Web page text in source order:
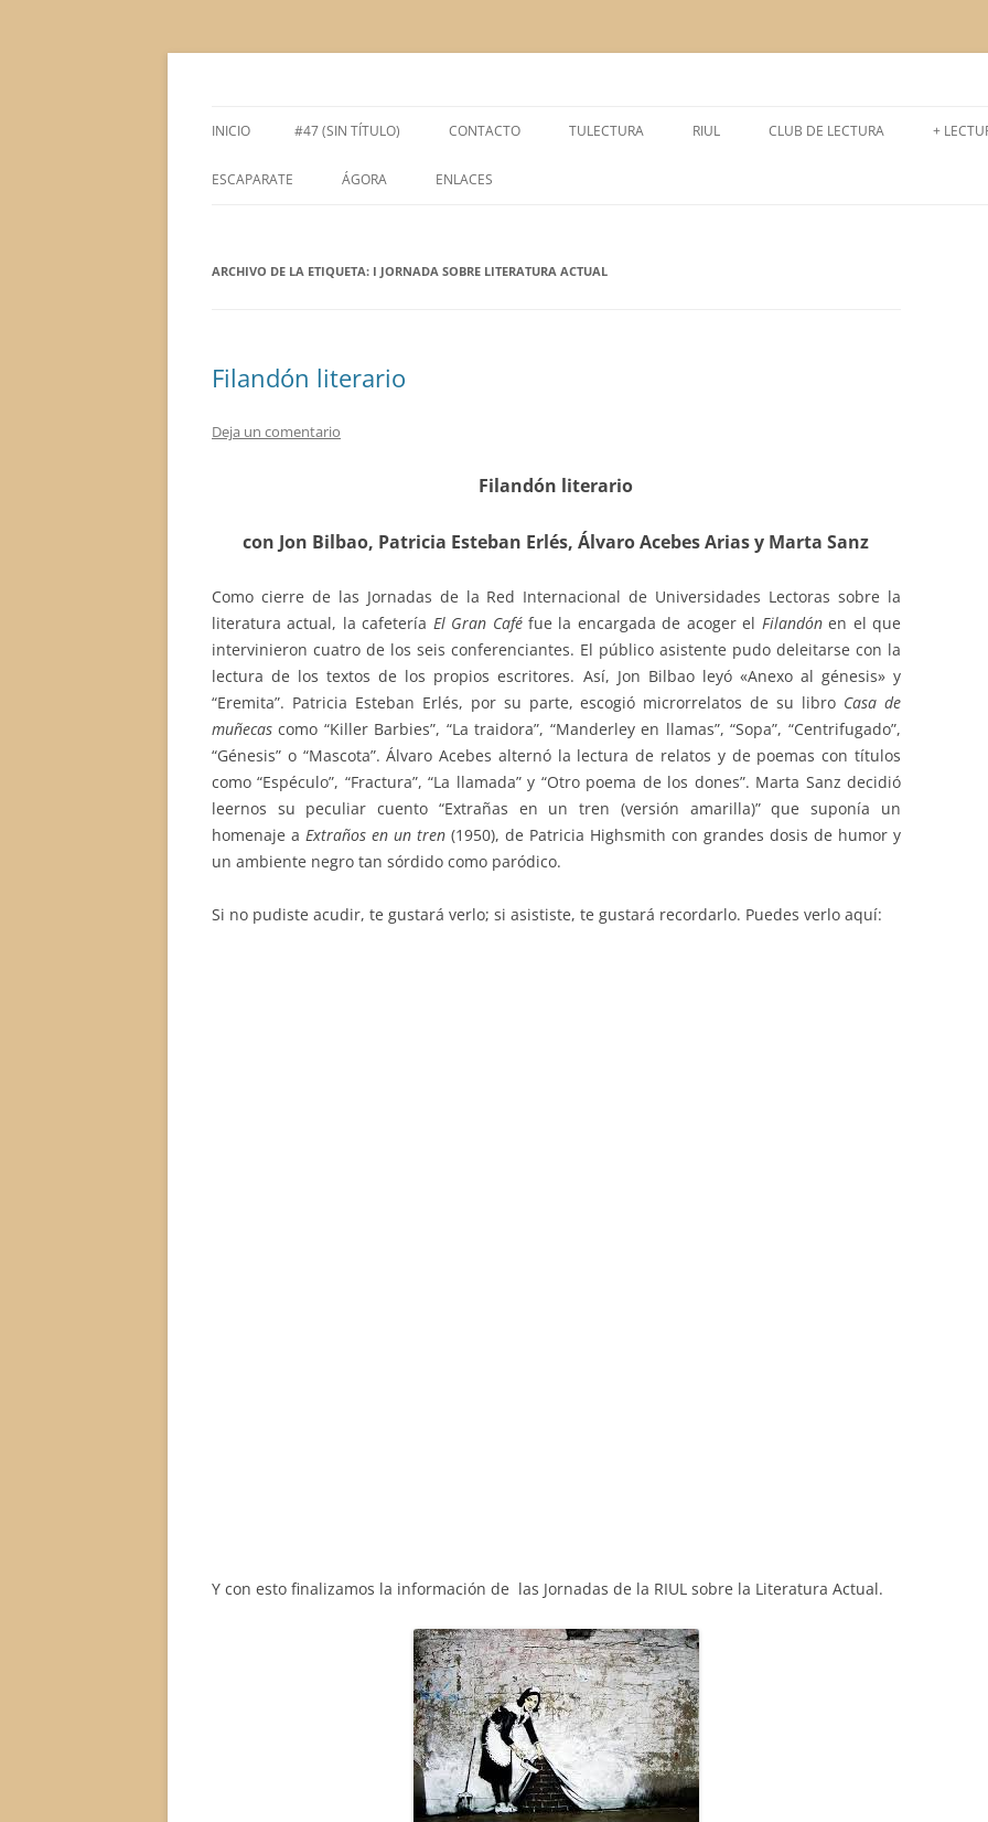
Saltar
INICIO #47 (SIN TÍTULO) CONTACTO TULECTURA RIUL CLUB DE LECTURA
CURSO 2017-2018
CURSO 2015-2016
CURSO 2014-2015
CURSO 2013-2014
+
ESCAPARATE ÁGORA
ÁGORA LITERARIA
ENLACES
ARCHIVO DE LA ETIQUETA: I JORNADA SOBRE LITERATURA ACTUAL
Filandón literario
Deja un comentario
Filandón literario
con Jon Bilbao, Patricia Esteban Erlés, Álvaro Acebes Arias y Marta Sanz
Como cierre de las Jornadas de la Red Internacional de Universidades Lectoras sobre la
literatura actual, la cafetería El Gran Caféfue la encargada de acoger el Filandónen el que
intervinieron cuatro de los seis conferenciantes. El público asistente pudo deleitarse con la
lectura de los textos de los propios escritores. Así, Jon Bilbao leyó «Anexo al génesis» y
“Eremita”. Patricia Esteban Erlés, por su parte, escogió microrrelatos de su libro Casa de
muñecas como “Killer Barbies”, “La traidora”, “Manderley en llamas”, “Sopa”, “Centrifugado”,
“Génesis” o “Mascota”. Álvaro Acebes alternó la lectura de relatos y de poemas con títulos
como “Espéculo”, “Fractura”, “La llamada” y “Otro poema de los dones”. Marta Sanz decidió
leernos su peculiar cuento “Extrañas en un tren (versión amarilla)” que suponía un
homenaje a Extraños en un tren (1950), de Patricia Highsmith con grandes dosis de humor y
un ambiente negro tan sórdido como paródico.
Si no pudiste acudir, te gustará verlo; si asististe, te gustará recordarlo. Puedes verlo aquí:
Y con esto finalizamos la información de las Jornadas de la RIUL sobre la Literatura Actual.